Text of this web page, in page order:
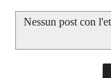
Nessun post con